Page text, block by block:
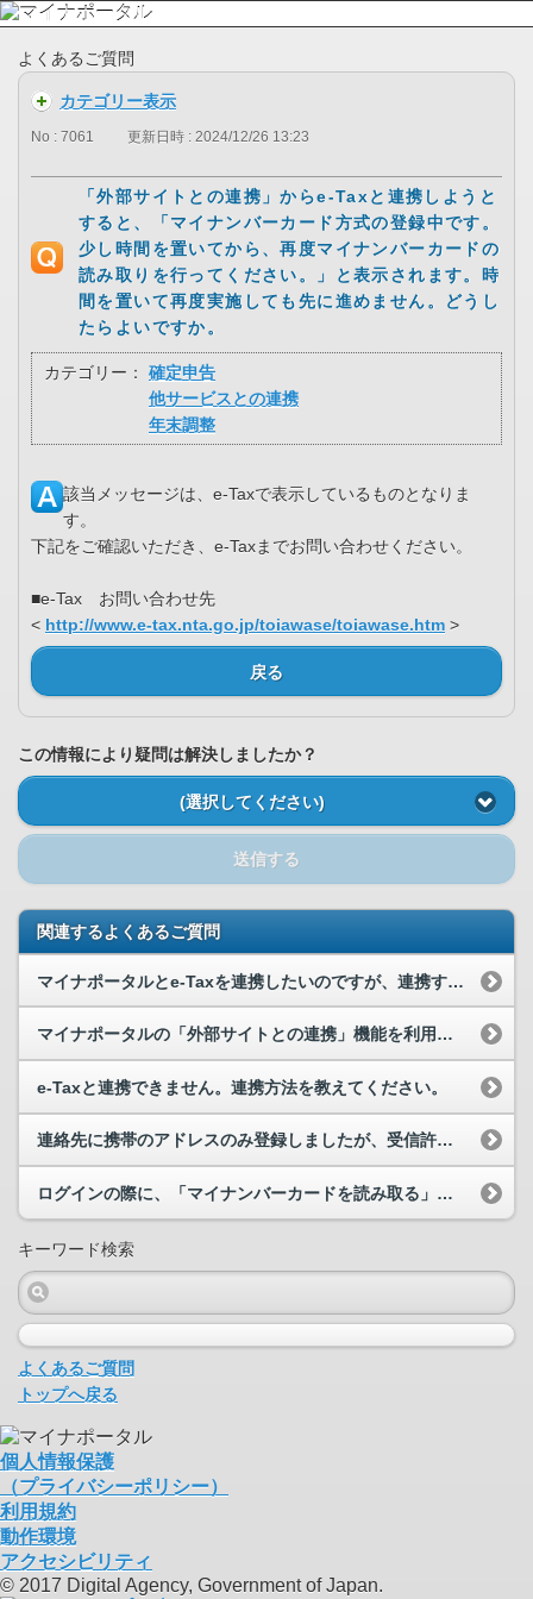
よくあるご質問
カテゴリー表示
No : 7061 更新日時 : 2024/12/26 13:23
「外部サイトとの連携」からe-Taxと連携しようと
すると、「マイナンバーカード方式の登録中です。
少し時間を置いてから、再度マイナンバーカードの
読み取りを行ってください。」と表示されます。時
間を置いて再度実施しても先に進めません。どうし
たらよいですか。
カテゴリー：
確定申告
他サービスとの連携
年末調整
該当メッセージは、e-Taxで表示しているものとなりま
す。
下記をご確認いただき、e-Taxまでお問い合わせください。
■e-Tax お問い合わせ先
< http://www.e-tax.nta.go.jp/toiawase/toiawase.htm >
戻る
この情報により疑問は解決しましたか？
(選択してください)
送信する
関連するよくあるご質問
マイナポータルとe-Taxを連携したいのですが、連携することができません。
マイナポータルの「外部サイトとの連携」機能を利用して、連携することができませんでした。お問い合...
e-Taxと連携できません。連携方法を教えてください。
連絡先に携帯のアドレスのみ登録しましたが、受信許可しないまま電子申請を行ってしまいました。申請...
ログインの際に、「マイナンバーカードを読み取る」を押すと、マイナポータルトップページに戻ってしまう。
キーワード検索
よくあるご質問
トップへ戻る
個人情報保護
（プライバシーポリシー）
利用規約
動作環境
アクセシビリティ
© 2017 Digital Agency, Government of Japan.